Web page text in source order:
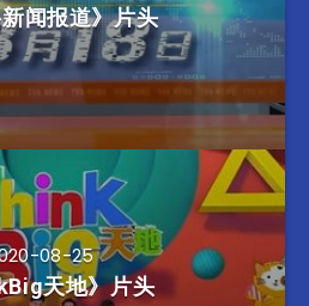
闻报道》片头
08-25
天地》片头